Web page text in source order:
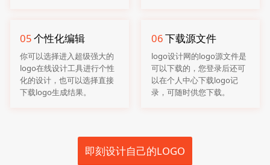
05个性化编辑
你可以选择进入超级强大的
logo在线设计工具进行个性
化的设计，也可以选择直接
下载logo生成结果。
06下载源文件
logo设计网的logo源文件是
可以下载的，您登录后还可
以在个人中心下载logo记
录，可随时供您下载。
即刻设计自己的LOGO